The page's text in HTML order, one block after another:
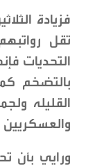
فزيادة
التحديات
بالتضخم
القليله
والعسكريين
ورايي بأن